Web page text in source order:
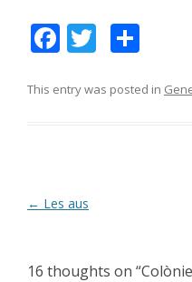
F
e
k
T
itt m
This entry was posted in
Post
← Les aus
16 thoughts on “